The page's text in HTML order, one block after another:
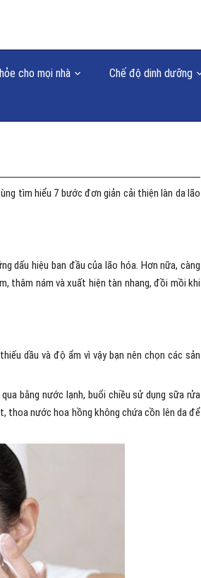
cho mọi nhà Chế độ dinh dưỡng
tìm hiểu 7 bước đơn giản cải thiện làn da lão
dấu hiệu ban đầu của lão hóa. Hơn nữa, càng
thâm nám và xuất hiện tàn nhang, đồi mồi khi
dầu và độ ẩm vì vậy bạn nên chọn các sản
bằng nước lạnh, buổi chiều sử dụng sữa rửa
thoa nước hoa hồng không chứa cồn lên da để